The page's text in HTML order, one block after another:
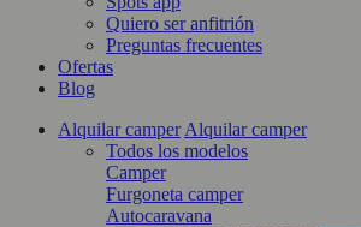
Quiero ser anfitrión
Preguntas frecuentes
Ofertas
Blog
Alquilar camper Alquilar camper
Todos los modelos
Camper
Furgoneta camper
Autocaravana